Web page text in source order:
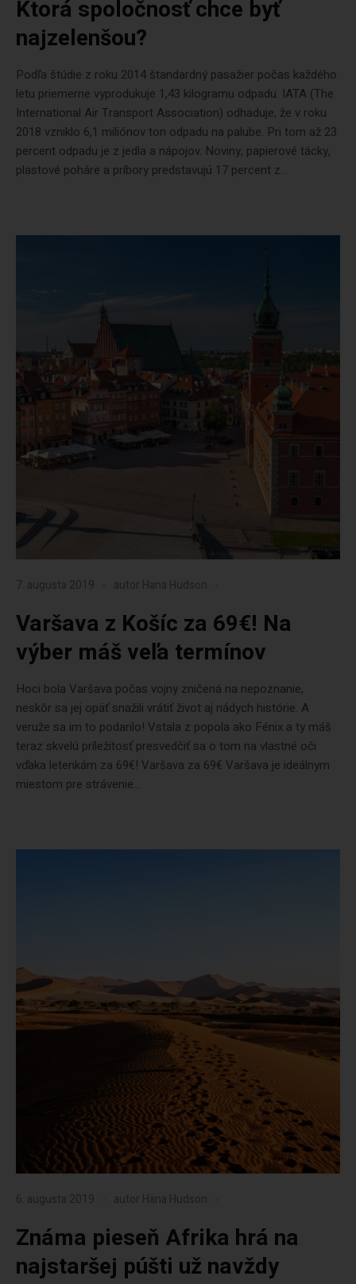
Ktorá spoločnosť chce byť
najzelenšou?
Podľa štúdie z roku 2014 štandardný pasažier počas každého
letu priemerne vyprodukuje 1,43 kilogramu odpadu. IATA (The
International Air Transport Association) odhaduje, že v roku
2018 vzniklo 6,1 miliónov ton odpadu na palube. Pri tom až 23
percent odpadu je z jedla a nápojov. Noviny, papierové tácky,
plastové poháre a príbory predstavujú 17 percent z...
7. augusta 2019 autor Hana Hudson
Varšava z Košíc za 69€! Na
výber máš veľa termínov
Hoci bola Varšava počas vojny zničená na nepoznanie,
neskôr sa jej opäť snažili vrátiť život aj nádych histórie. A
veruže sa im to podarilo! Vstala z popola ako Fénix a ty máš
teraz skvelú príležitosť presvedčiť sa o tom na vlastné oči
vďaka letenkám za 69€! Varšava za 69€ Varšava je ideálnym
miestom pre strávenie...
6. augusta 2019 autor Hana Hudson
Známa pieseň Afrika hrá na
najstaršej púšti už navždy